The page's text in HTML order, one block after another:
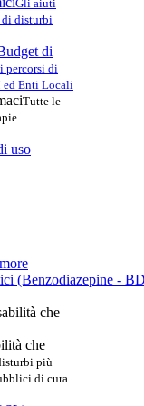
Gli aiuti
di disturbi
di
percorsi di
ed Enti Locali
Tutte le
uso
(Benzodiazepine -
che
più
di cura